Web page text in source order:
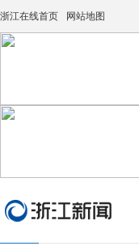
浙江在线首页 网站地图